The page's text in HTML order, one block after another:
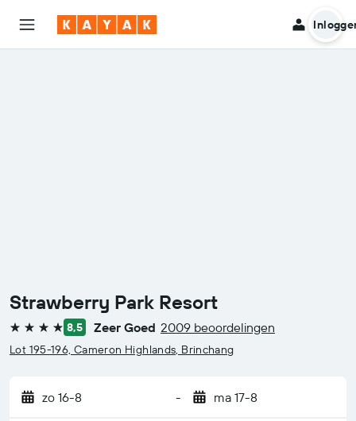
Strawberry Park Resort
4 sterren 8,5 Zeer Goed 2009 beoordelingen
Lot 195-196, Cameron Highlands, Brinchang
zo 16-8 - ma 17-8